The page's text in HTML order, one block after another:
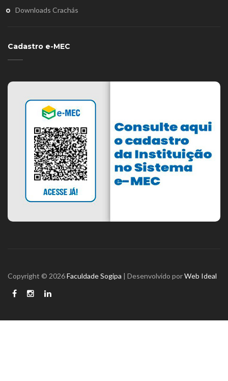
Downloads Crachás
Cadastro e-MEC
Copyright © 2026Faculdade Sogipa | Desenvolvido porWeb Ideal